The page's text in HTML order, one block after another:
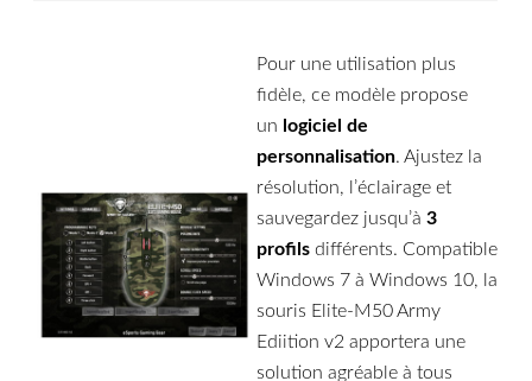
Pour une utilisation plus
fidèle, ce modèle propose
un logiciel de
personnalisation. Ajustez la
résolution, l’éclairage et
sauvegardez jusqu’à3
profils différents. Compatible
Windows 7 à Windows 10, la
souris Elite-M50 Army
Ediition v2 apportera une
solution agréable à tous